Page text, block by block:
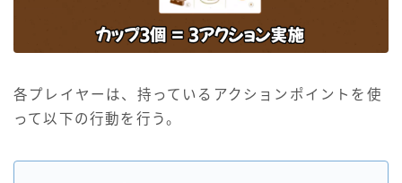
各プレイヤーは、持っているアクションポイントを使
って以下の行動を行う。